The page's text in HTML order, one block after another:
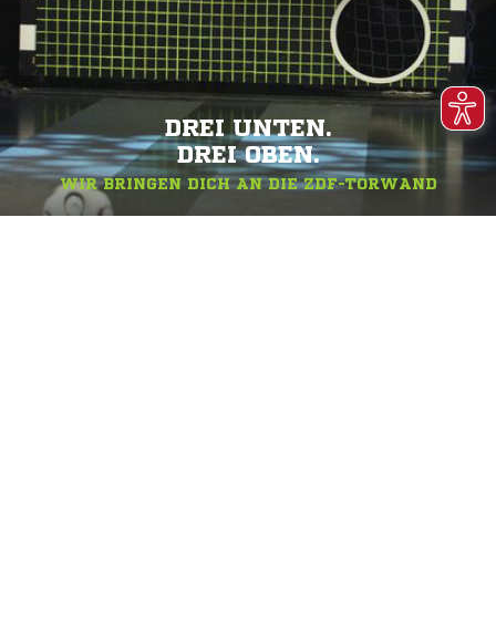
DREI UNTEN.
DREI OBEN.
WIR BRINGEN DICH AN DIE ZDF-TORWAND